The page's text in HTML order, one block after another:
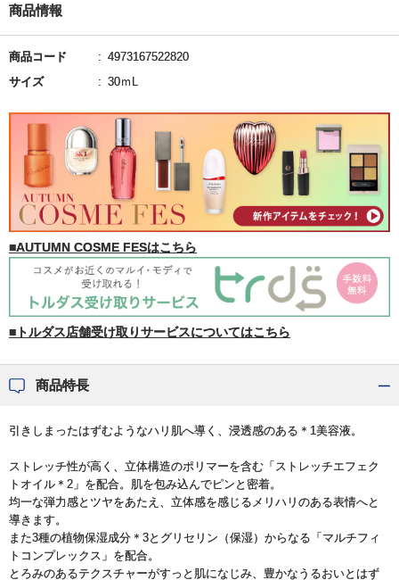
商品情報
商品コード
4973167522820
サイズ
30ｍL
■AUTUMN COSME FESはこちら
■トルダス店舗受け取りサービスについてはこちら
商品特長
引きしまったはずむようなハリ肌へ導く、浸透感のある＊1美容液。
ストレッチ性が高く、立体構造のポリマーを含む「ストレッチエフェク
トオイル＊2」を配合。肌を包み込んでピンと密着。
均一な弾力感とツヤをあたえ、立体感を感じるメリハリのある表情へと
導きます。
また3種の植物保湿成分＊3とグリセリン（保湿）からなる「マルチフィ
トコンプレックス」を配合。
とろみのあるテクスチャーがすっと肌になじみ、豊かなうるおいとはず